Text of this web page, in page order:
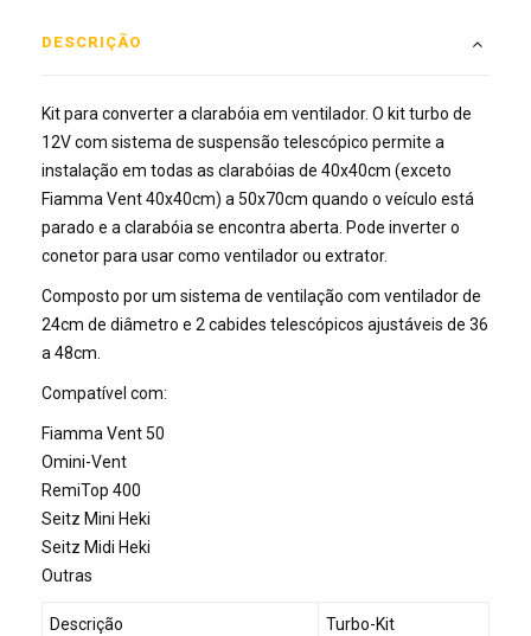
DESCRIÇÃO
Kit para converter a clarabóia em ventilador. O kit turbo de
12V com sistema de suspensão telescópico permite a
instalação em todas as clarabóias de 40x40cm (exceto
Fiamma Vent 40x40cm) a 50x70cm quando o veículo está
parado e a clarabóia se encontra aberta. Pode inverter o
conetor para usar como ventilador ou extrator.
Composto por um sistema de ventilação com ventilador de
24cm de diâmetro e 2 cabides telescópicos ajustáveis de 36
a 48cm.
Compatível com:
Fiamma Vent 50
Omini-Vent
RemiTop 400
Seitz Mini Heki
Seitz Midi Heki
Outras
Descrição Turbo-Kit